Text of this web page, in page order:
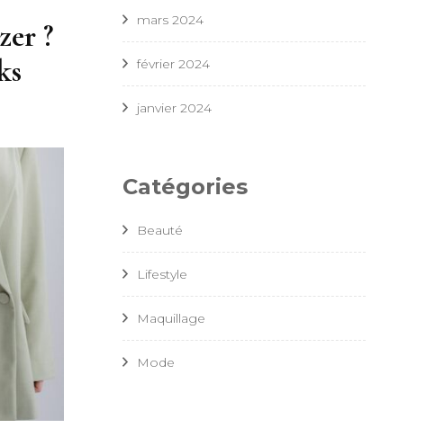
?
mars 2024
février 2024
janvier 2024
Catégories
Beauté
Lifestyle
Maquillage
Mode